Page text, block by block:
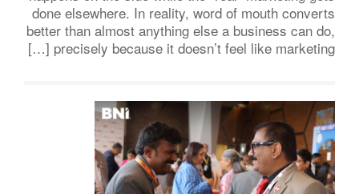
done elsewhere. In reality, word of mouth converts
better than almost anything else a business can do,
precisely because it doesn’t feel like marketing […]